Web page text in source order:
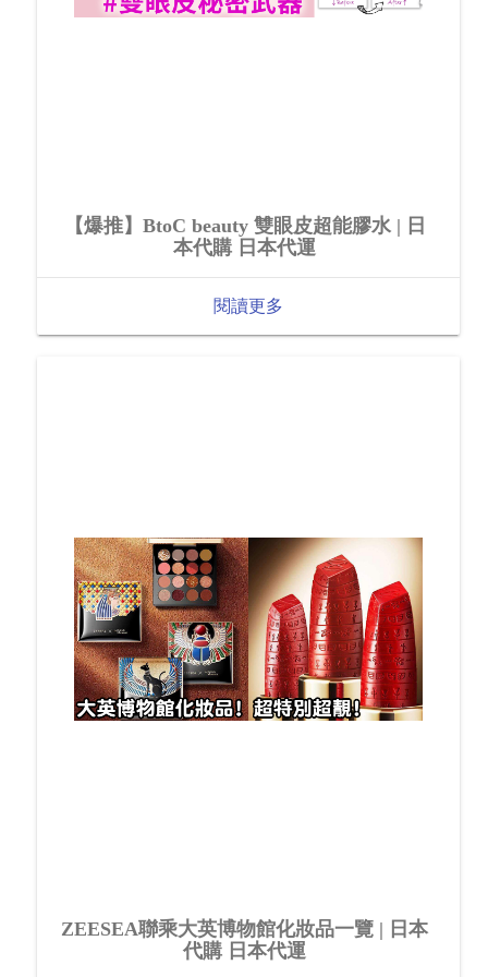
【爆推】BtoC beauty 雙眼皮超能膠水 | 日
本代購 日本代運
閱讀更多
ZEESEA聯乘大英博物館化妝品一覽 | 日本
代購 日本代運